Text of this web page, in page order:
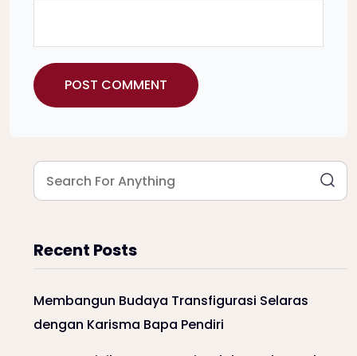
Recent Posts
Membangun Budaya Transfigurasi Selaras
dengan Karisma Bapa Pendiri